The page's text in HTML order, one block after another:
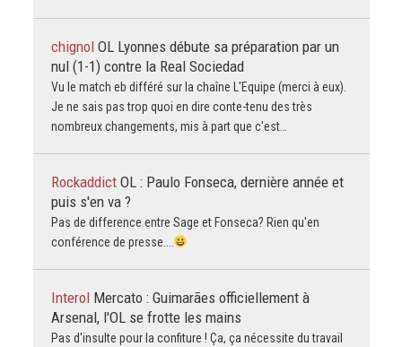
chignol OL Lyonnes débute sa préparation par un
nul (1-1) contre la Real Sociedad
Vu le match eb différé sur la chaîne L'Equipe (merci à eux).
Je ne sais pas trop quoi en dire conte-tenu des très
nombreux changements, mis à part que c'est…
Rockaddict OL : Paulo Fonseca, dernière année et
puis s'en va ?
Pas de difference entre Sage et Fonseca? Rien qu'en
conférence de presse....
Interol Mercato : Guimarães officiellement à
Arsenal, l'OL se frotte les mains
Pas d'insulte pour la confiture ! Ça, ça nécessite du travail